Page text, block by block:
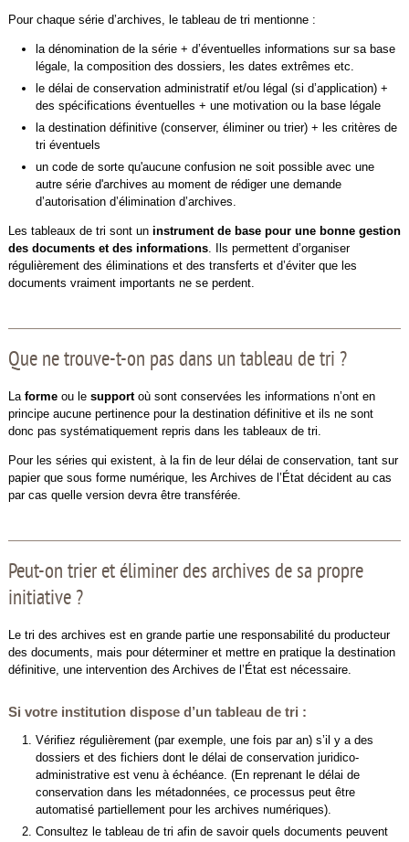
Pour chaque série d’archives, le tableau de tri mentionne :
la dénomination de la série + d’éventuelles informations sur sa base
légale, la composition des dossiers, les dates extrêmes etc.
le délai de conservation administratif et/ou légal (si d’application) +
des spécifications éventuelles + une motivation ou la base légale
la destination définitive (conserver, éliminer ou trier) + les critères de
tri éventuels
un code de sorte qu'aucune confusion ne soit possible avec une
autre série d'archives au moment de rédiger une demande
d’autorisation d’élimination d’archives.
Les tableaux de tri sont un instrument de base pour une bonne gestion
des documents et des informations. Ils permettent d’organiser
régulièrement des éliminations et des transferts et d’éviter que les
documents vraiment importants ne se perdent.
Que ne trouve-t-on pas dans un tableau de tri ?
La formeou le supportoù sont conservées les informations n’ont en
principe aucune pertinence pour la destination définitive et ils ne sont
donc pas systématiquement repris dans les tableaux de tri.
Pour les séries qui existent, à la fin de leur délai de conservation, tant sur
papier que sous forme numérique, les Archives de l’État décident au cas
par cas quelle version devra être transférée.
Peut-on trier et éliminer des archives de sa propre
initiative ?
Le tri des archives est en grande partie une responsabilité du producteur
des documents, mais pour déterminer et mettre en pratique la destination
définitive, une intervention des Archives de l’État est nécessaire.
Si votre institution dispose d’un tableau de tri :
Vérifiez régulièrement (par exemple, une fois par an) s’il y a des
dossiers et des fichiers dont le délai de conservation juridico-
administrative est venu à échéance. (En reprenant le délai de
conservation dans les métadonnées, ce processus peut être
automatisé partiellement pour les archives numériques).
Consultez le tableau de tri afin de savoir quels documents peuvent